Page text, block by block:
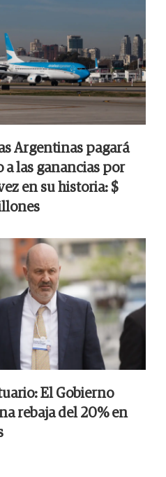
Argentinas pagará
a las ganancias por
en su historia: $
El Gobierno
rebaja del 20% en